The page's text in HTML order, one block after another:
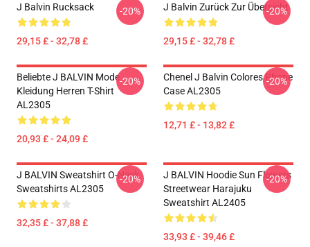
J Balvin Rucksack
29,15 £ - 32,78 £
-20% J Balvin Zurück Zur Übersicht
29,15 £ - 32,78 £
-20%
Beliebte J BALVIN Mode
Kleidung Herren T-Shirt
AL2305
20,93 £ - 24,09 £
-20%
Chenel J Balvin Colores Phone
Case AL2305
12,71 £ - 13,82 £
-20%
J BALVIN Sweatshirt O-Neck
Sweatshirts AL2305
32,35 £ - 37,88 £
-20%
J BALVIN Hoodie Sun Flowers
Streetwear Harajuku
Sweatshirt AL2405
33,93 £ - 39,46 £
-20%